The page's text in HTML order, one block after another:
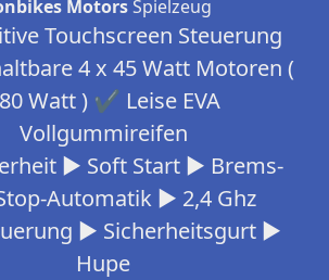
MotorsSpielzeug
Touchscreen Steuerung
4 x 45 Watt Motoren (
Watt ) ✔ Leise EVA
Vollgummireifen
► Soft Start ► Brems-
Automatik ► 2,4 Ghz
► Sicherheitsgurt ►
Hupe